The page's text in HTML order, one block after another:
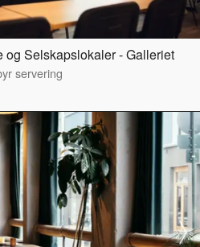
og Selskapslokaler - Galleriet
servering